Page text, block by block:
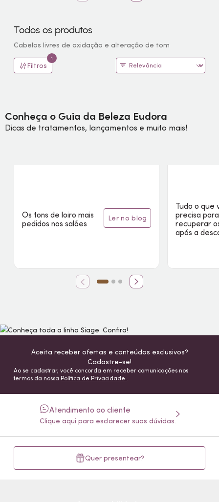
Todos os produtos
Cabelos livres de oxidação e alteração de tom
Filtros
1
Conheça o Guia da Beleza Eudora
Dicas de tratamentos, lançamentos e muito mais!
Os tons de loiro mais
pedidos nos salões
ler no blog
Tudo o que
precisa para
recuperar
após a
Aceita receber ofertas e conteúdos exclusivos?
Cadastre-se!
Ao se cadastrar, você concorda em receber comunicações nos
termos da nossa Política de Privacidade .
Atendimento ao cliente
Clique aqui para esclarecer suas dúvidas.
Quer presentear?